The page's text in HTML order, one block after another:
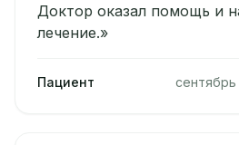
Доктор оказал помощь и
лечение.»
Пациент